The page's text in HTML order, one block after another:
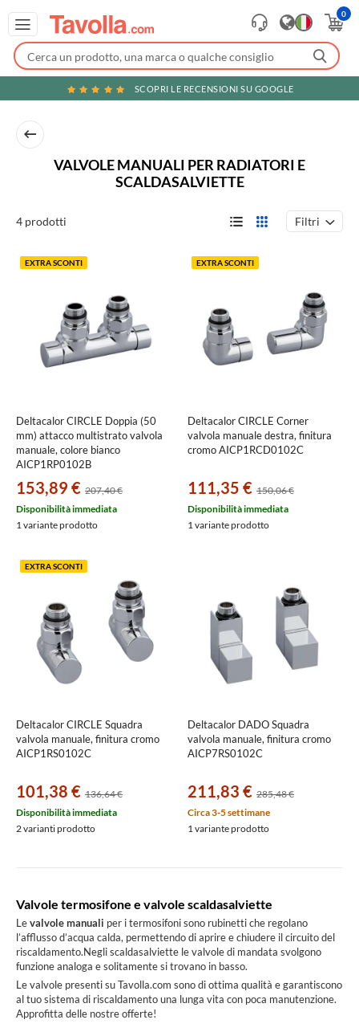
0
SCOPRI LE RECENSIONI SU GOOGLE
VALVOLE MANUALI PER RADIATORI E
SCALDASALVIETTE
4 prodotti Filtri
EXTRA SCONTI
Deltacalor CIRCLE Doppia (50
mm) attacco multistrato valvola
manuale, colore bianco
AICP1RP0102B
153,89 € 207,40 €
Disponibilità immediata
1 variante prodotto
EXTRA SCONTI
Deltacalor CIRCLE Corner
valvola manuale destra, finitura
cromo AICP1RCD0102C
111,35 € 150,06 €
Disponibilità immediata
1 variante prodotto
EXTRA SCONTI
Deltacalor CIRCLE Squadra
valvola manuale, finitura cromo
AICP1RS0102C
101,38 € 136,64 €
Disponibilità immediata
2 varianti prodotto
Deltacalor DADO Squadra
valvola manuale, finitura cromo
AICP7RS0102C
211,83 € 285,48 €
Circa 3-5 settimane
1 variante prodotto
Valvole termosifone e valvole scaldasalviette
Levalvole manuali per i termosifoni sono rubinetti che regolano
l’afflusso d’acqua calda, permettendo di aprire e chiudere il circuito del
riscaldamento.Negli scaldasalviette le valvole di mandata svolgono
funzione analoga e solitamente si trovano in basso.
Le valvole presenti su Tavolla.com sono di ottima qualità e garantiscono
al tuo sistema di riscaldamento una lunga vita con poca manutenzione.
Approfitta delle nostre offerte!